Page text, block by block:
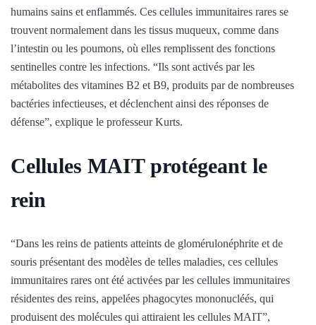
humains sains et enflammés. Ces cellules immunitaires rares se
trouvent normalement dans les tissus muqueux, comme dans
l’intestin ou les poumons, où elles remplissent des fonctions
sentinelles contre les infections. “Ils sont activés par les
métabolites des vitamines B2 et B9, produits par de nombreuses
bactéries infectieuses, et déclenchent ainsi des réponses de
défense”, explique le professeur Kurts.
Cellules MAIT protégeant le
rein
“Dans les reins de patients atteints de glomérulonéphrite et de
souris présentant des modèles de telles maladies, ces cellules
immunitaires rares ont été activées par les cellules immunitaires
résidentes des reins, appelées phagocytes mononucléés, qui
produisent des molécules qui attiraient les cellules MAIT”,